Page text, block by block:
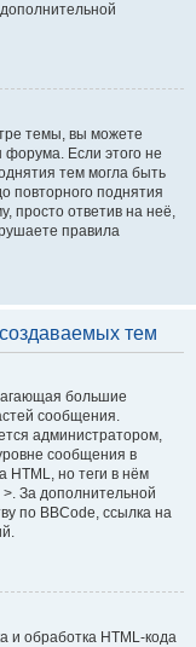
темы, вы можете
Если этого не
тем могла быть
повторного поднятия
просто ответив на неё,
правила
тем
большие
сообщения.
администратором,
сообщения в
HTML, но теги в нём
>. За дополнительной
по BBCode, ссылка на
и обработка HTML-кода